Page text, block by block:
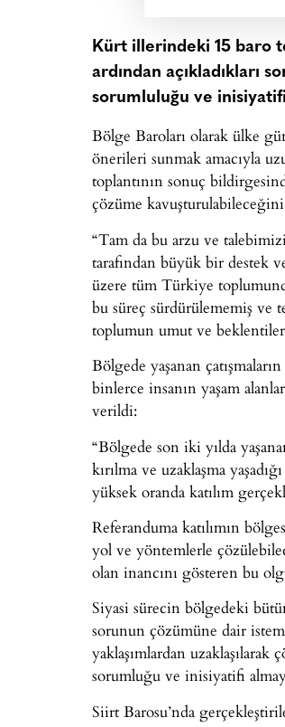
Kürt illerindeki 15 baro
ardından açıkladıkları
sorumluluğu ve inisiyatifi
Bölge Baroları olarak ülke
önerileri sunmak amacıyla
toplantının sonuç
çözüme
“Tam da bu arzu ve
tarafından büyük bir destek
üzere tüm Türkiye
bu süreç sürdürülememiş ve
toplumun umut ve
Bölgede yaşanan
binlerce insanın yaşam
verildi:
“Bölgede son iki yılda
kırılma ve uzaklaşma
yüksek oranda katılım
Referanduma katılımın
yol ve yöntemlerle
olan inancını gösteren bu
Siyasi sürecin bölgedeki
sorunun çözümüne dair
yaklaşımlardan
sorumluğu ve inisiyatifi
Siirt Barosu’nda